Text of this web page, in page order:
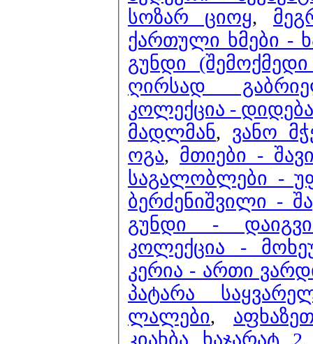
სოზარ ციოყ,
ქართული ხმები -
გუნდი
ღირსად
კოლექცია -
მადლმან, ვანო
ოგა, მთიები -
საგალობლები -
ბერძენიშვილი -
გუნდი -
კოლექცია -
კერია - ართი
პატარა
ლალები,
კიახბა ხაჯარატ 2